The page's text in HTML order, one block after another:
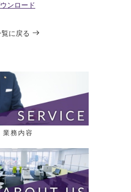
ンロード
に戻る
業務内容